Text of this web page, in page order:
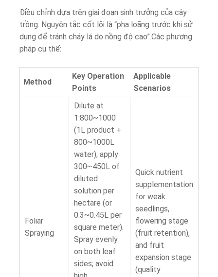
Điều chỉnh dựa trên giai đoạn sinh trưởng của cây
trồng. Nguyên tắc cốt lõi là “pha loãng trước khi sử
dụng để tránh cháy lá do nồng độ cao”.Các phương
pháp cụ thể:
Method
Key Operation
Points
Applicable
Scenarios
Foliar
Spraying
Dilute at
1:800~1000
(1L product +
800~1000L
water); apply
300~450L of
diluted
solution per
hectare (or
0.3~0.45L per
square meter).
Spray evenly
on both leaf
sides; avoid
Quick nutrient
supplementation
for weak
seedlings,
flowering stage
(fruit retention),
and fruit
expansion stage
(quality